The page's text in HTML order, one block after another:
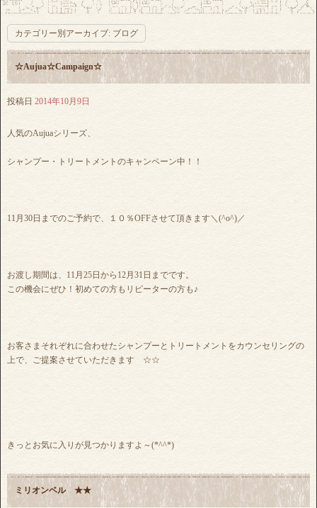
カテゴリー別アーカイブ: ブログ
☆Aujua☆Campaign☆
投稿日 2014年10月9日
人気のAujuaシリーズ、
シャンプー・トリートメントのキャンペーン中！！
11月30日までのご予約で、１０％OFFさせて頂きます＼(^o^)／
お渡し期間は、11月25日から12月31日までです。
この機会にぜひ！初めての方もリピーターの方も♪
お客さまそれぞれに合わせたシャンプーとトリートメントをカウンセリングの
上で、ご提案させていただきます ☆☆
きっとお気に入りが見つかりますよ～(*^^*)
ミリオンベル ★★